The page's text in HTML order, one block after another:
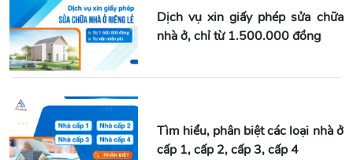
Dịch vụ xin giấy phép sửa chữa
nhà ở, chỉ từ 1.500.000 đồng
Tìm hiểu, phân biệt các loại nhà ở
cấp 1, cấp 2, cấp 3, cấp 4